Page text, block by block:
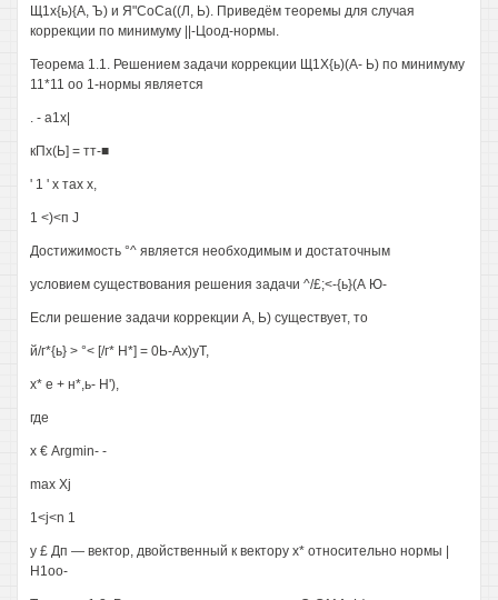
Щ1х{ь){А, Ъ) и Я"СоСа((Л, Ь). Приведём теоремы для случая
коррекции по минимуму ||-Цоод-нормы.
Теорема 1.1. Решением задачи коррекции Щ1Х{ь)(А- Ь) по минимуму
11*11 оо 1-нормы является
. - а1х|
кПх(Ь] = тт-■
' 1 ' х тах х,
1 <)<п J
Достижимость °^ является необходимым и достаточным
условием существования решения задачи ^/£;<-{ь}(А Ю-
Если решение задачи коррекции А, Ь) существует, то
й/г*{ь} > °< [/г* Н*] = 0Ь-Ах)уТ,
х* е + н*,ь- Н'),
где
х € Argmin- -
max Xj
1<j<n 1
у £ Дп — вектор, двойственный к вектору х* относительно нормы |
Н1оо-